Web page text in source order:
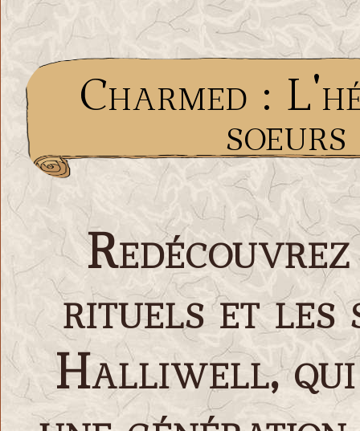
Charmed :
rituels et les
Halliwell, qui